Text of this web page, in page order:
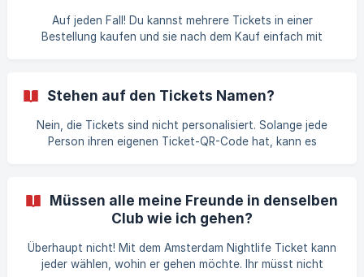
Auf jeden Fall! Du kannst mehrere Tickets in einer
Bestellung kaufen und sie nach dem Kauf einfach mit
Stehen auf den Tickets Namen?
Nein, die Tickets sind nicht personalisiert. Solange jede
Person ihren eigenen Ticket-QR-Code hat, kann es
Müssen alle meine Freunde in denselben
Club wie ich gehen?
Überhaupt nicht! Mit dem Amsterdam Nightlife Ticket kann
jeder wählen, wohin er gehen möchte. Ihr müsst nicht